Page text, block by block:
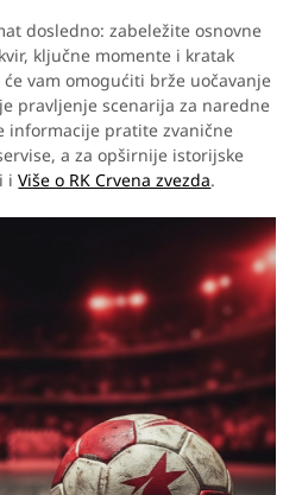
dosledno: zabeležite osnovne
ključne momente i kratak
će vam omogućiti brže uočavanje
pravljenje scenarija za naredne
informacije pratite zvanične
a za opširnije istorijske
iViše o RK Crvena zvezda.